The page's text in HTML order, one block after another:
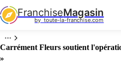
FranchiseMagasin
by  toute-la-franchise.com
Carrément Fleurs soutient
»